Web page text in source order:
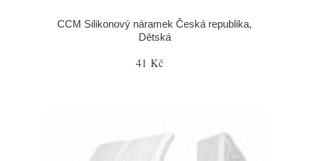
CCM Silikonový náramek Česká republika,
Dětská
41 Kč